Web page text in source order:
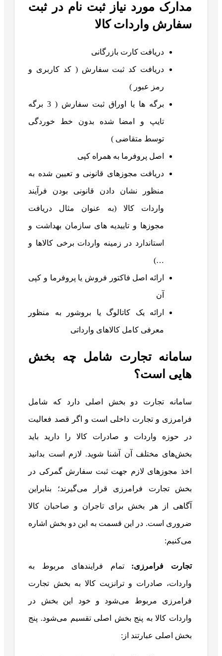
مدارک مورد نیاز ثبت نام در ثبت
سفارش واردات کالا
دریافت کارت بازرگانی
دریافت کد ثبت سفارش ( کد کاربری و
رمز عبور )
برگه ها یا اوراق ثبت سفارش ( 3 برگه
تایپ و امضا شده بدون خط خوردگی
توسط متقاضی )
اصل پروفرما به همراه کپی
دریافت مجوزهای قانونی و تعیین شده به
منظور نشان دادن قانونی بودن فرآیند
واردات کالا (به عنوان مثال دریافت
مجوزها و تاییدیه های سازمان بهداشت و
استاندارد در زمینه واردات برخی کالاها و
…)
ارائه اصل فاکتور فروش یا پروفرما و کپی
آن
ارائه یک کاتالوگ یا بروشور به منظور
معرفی کامل کالاهای وارداتی
سامانه تجارت شامل چه بخش
هایی است؟
سامانه تجارت دو بخش اصلی دارد که شامل
فرامرزی و تجارت داخلی است و اگر قصد فعالیت
در حوزه واردات و صادرات کالا را دارید باید
بخش‌های مختلف آن آشنا شوید. لازم است بدانید
اخذ مجوز‌های لازم جهت ثبت سفارش گمرکی در
بخش تجارت‌ فرامرزی قرار می‌گیرند؛ بنابراین
آگاهی از هر بخش برای تاجران و صاحبان کالا
ضروری است. در این قسمت به این دو بخش اشاره
می‌کنیم:
تجارت فرامرزی:تمام فرایند‌های مربوط به
واردات، صادرات و ترانزیت کالا به بخش تجارت
فرامرزی مربوط می‌شود و خود این بخش در
واردات کالا به پنج بخش اصلی تقسیم می‌شود. پنج
بخش اصلی عبارتند از: